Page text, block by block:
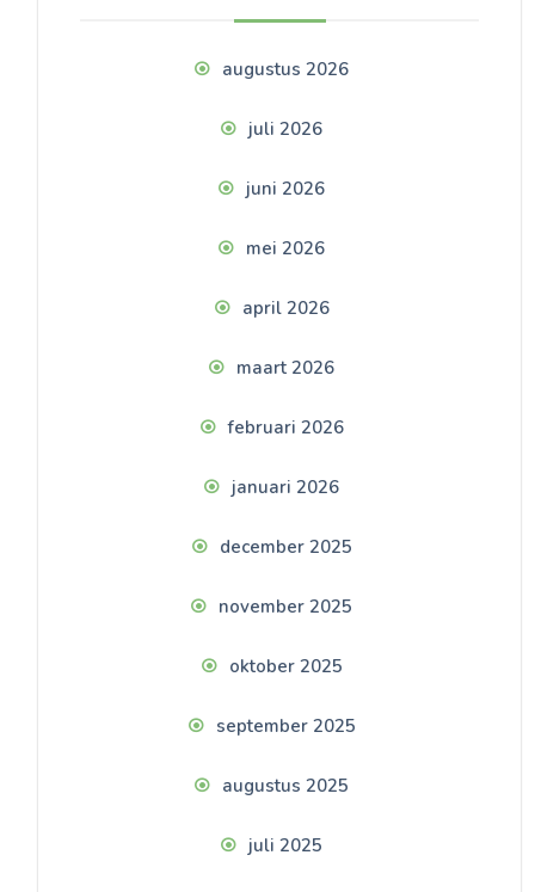
augustus 2026
juli 2026
juni 2026
mei 2026
april 2026
maart 2026
februari 2026
januari 2026
december 2025
november 2025
oktober 2025
september 2025
augustus 2025
juli 2025